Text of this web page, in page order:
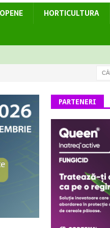
HORTICULTURA
PARTENERI